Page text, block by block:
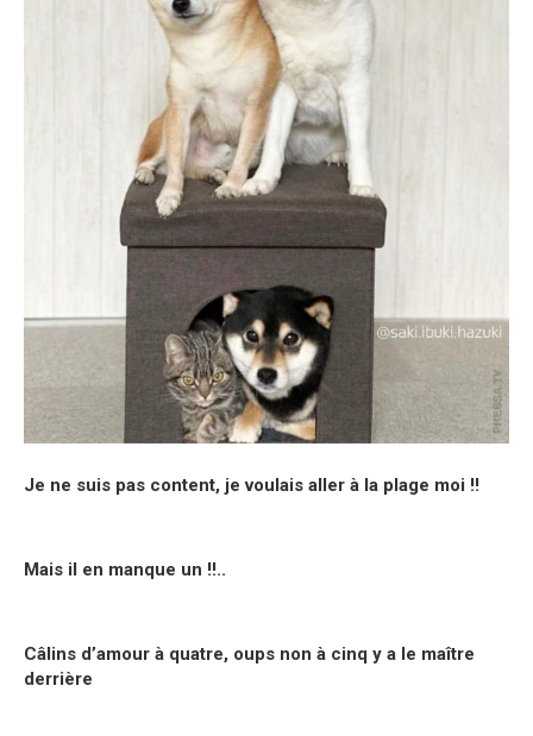
Je ne suis pas content, je voulais aller à la plage moi !!
Mais il en manque un !!..
Câlins d’amour à quatre, oups non à cinq y a le maître
derrière